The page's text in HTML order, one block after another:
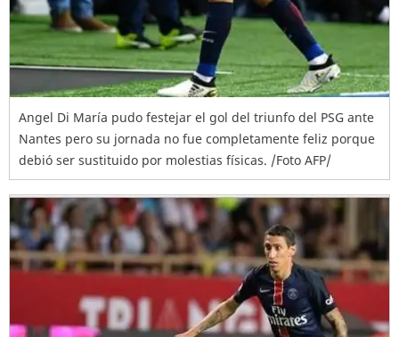
Angel Di María pudo festejar el gol del triunfo del PSG ante
Nantes pero su jornada no fue completamente feliz porque
debió ser sustituido por molestias físicas. /Foto AFP/